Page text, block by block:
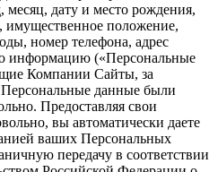
дату и место рождения,
имущественное положение,
номер телефона, адрес
информацию («Персональные
Компании Сайты, за
Персональные данные были
Предоставляя свои
вы автоматически даете
ваших Персональных
передачу в соответствии